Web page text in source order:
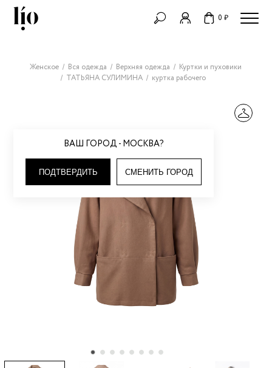
0 ₽
ВАШ ГОРОД - МОСКВА?
ПОДТВЕРДИТЬ СМЕНИТЬ ГОРОД
Женское Вся одежда Верхняя одежда
Куртки и пуховики
ТАТЬЯНА СУЛИМИНА
куртка рабочего